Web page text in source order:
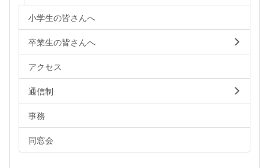
小学生の皆さんへ
卒業生の皆さんへ
アクセス
通信制
事務
同窓会